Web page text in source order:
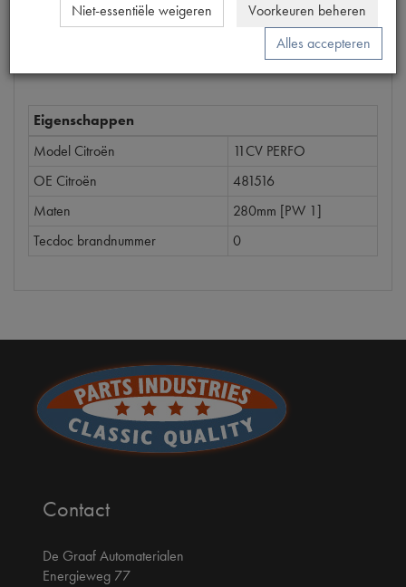
Eigenschappen
Model Citroën
11CV PERFO
OE Citroën
481516
Maten
280mm [PW 1]
Tecdoc brandnummer
0
Contact
De Graaf Automaterialen
Energieweg 77
Niet-essentiële weigeren
Voorkeuren beheren
Alles accepteren